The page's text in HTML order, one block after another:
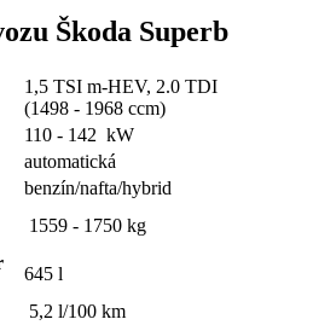
Škoda Superb
1,5 TSI m-HEV, 2.0 TDI
(1498 - 1968 ccm)
110 - 142 kW
automatická
benzín/nafta/hybrid
1559 - 1750 kg
645 l
5,2 l/100 km